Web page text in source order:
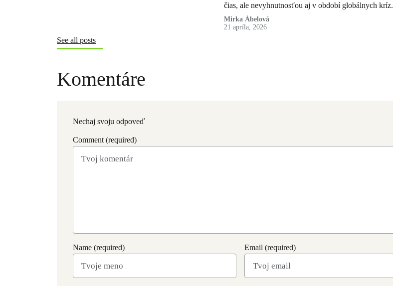
čias, ale nevyhnutnosťou aj v období globálnych kríz.
Mirka Ábelová
21 apríla, 2026
See all posts
Komentáre
Nechaj svoju odpoveď
Comment (required)
Name (required) Email (required)